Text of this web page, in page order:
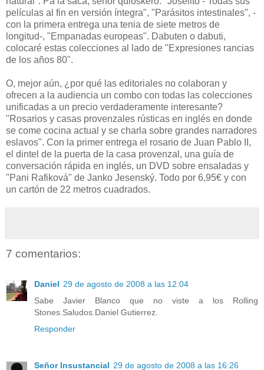
películas al fin en versión íntegra", "Parásitos intestinales", -
con la primera entrega una tenia de siete metros de
longitud-, "Empanadas europeas". Dabuten o dabuti,
colocaré estas colecciones al lado de "Expresiones rancias
de los años 80".
O, mejor aún, ¿por qué las editoriales no colaboran y
ofrecen a la audiencia un combo con todas las colecciones
unificadas a un precio verdaderamente interesante?
"Rosarios y casas provenzales rústicas en inglés en donde
se come cocina actual y se charla sobre grandes narradores
eslavos". Con la primer entrega el rosario de Juan Pablo II,
el dintel de la puerta de la casa provenzal, una guía de
conversación rápida en inglés, un DVD sobre ensaladas y
"Pani Rafiková" de Janko Jesenský. Todo por 6,95€ y con
un cartón de 22 metros cuadrados.
7 comentarios:
Daniel 29 de agosto de 2008 a las 12:04
Sabe Javier Blanco que no viste a los Rolling
Stones.Saludos.Daniel Gutierrez.
Responder
Señor Insustancial 29 de agosto de 2008 a las 16:26